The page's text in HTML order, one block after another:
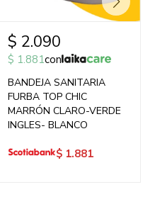
$ 2.090
$ 1.881con
BANDEJA SANITARIA
FURBA TOP CHIC
MARRÓN CLARO-VERDE
INGLES- BLANCO
$ 1.881